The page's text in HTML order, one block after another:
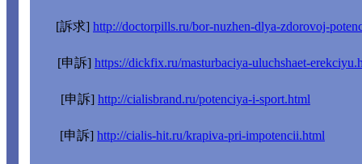
[訴求] http://doctorpills.ru/bor-nuzhen-dlya-zdorovoj-
[申訴] https://dickfix.ru/masturbaciya-uluchshaet-
[申訴] http://cialisbrand.ru/potenciya-i-sport.html
[申訴] http://cialis-hit.ru/krapiva-pri-impotencii.html